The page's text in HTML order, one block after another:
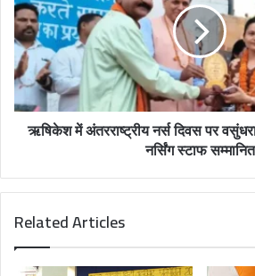
ऋषिकेश में अंतरराष्ट्रीय नर्स दिवस पर
नर्सिंग स्टाफ सम्मानित
Related Articles